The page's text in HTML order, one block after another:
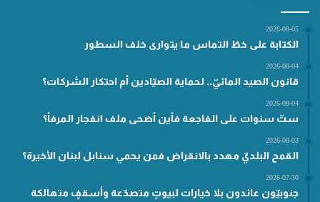
2026-08-05
الكتابة على خطّ التماس ما يتوارى خلف السطور
2026-08-04
قانون الصيد المائيّ.. لحماية الصيّادين أم احتكار الشركات؟
2026-08-04
ستّ سنوات على الفاجعة فأين أضحى ملف انفجار المرفأ؟
2026-08-03
القمح البلديّ مهدد بالانقراض فمن يحمي سنابل لبنان الأخيرة؟
2026-07-30
جنوبيّون عائدون بلا خيارات لبيوتٍ متصدّعة وأسقفٍ متهالكة